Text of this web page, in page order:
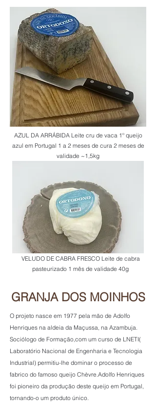
AZUL DA ARRÁBIDA Leite cru de vaca 1º queijo
azul em Portugal 1 a 2 meses de cura 2 meses de
validade ~1,5kg
VELUDO DE CABRA FRESCO Leite de cabra
pasteurizado 1 mês de validade 40g
GRANJA DOS MOINHOS
O projeto nasce em 1977 pela mão de Adolfo
Henriques na aldeia da Maçussa, na Azambuja.
Sociólogo de Formação,com um curso de LNETI(
Laboratório Nacional de Engenharia e Tecnologia
Industrial) permitiu-lhe dominar o processo de
fabrico do famoso queijo Chèvre.Adolfo Henriques
foi pioneiro da produção deste queijo em Portugal,
tornando-o um produto único.